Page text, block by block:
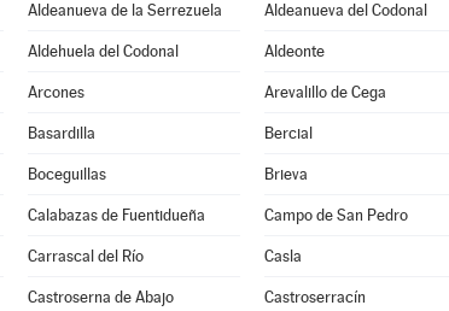
Aldeanueva de la Serrezuela Aldeanueva del Codonal
Aldehuela del Codonal Aldeonte
Arcones Arevalillo de Cega
Basardilla Bercial
Boceguillas Brieva
Calabazas de Fuentidueña Campo de San Pedro
Carrascal del Río Casla
Castroserna de Abajo Castroserracín